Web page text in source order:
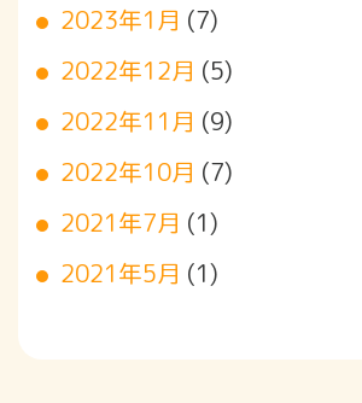
2023年1月 (7)
2022年12月 (5)
2022年11月 (9)
2022年10月 (7)
2021年7月 (1)
2021年5月 (1)